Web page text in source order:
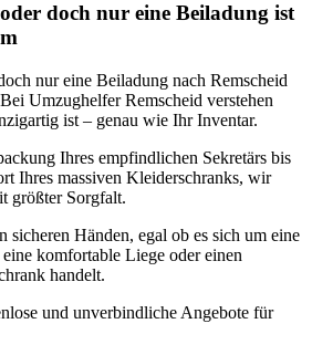
doch nur eine Beiladung ist
nur eine Beiladung nach Remscheid
Umzughelfer Remscheid verstehen
ist – genau wie Ihr Inventar.
Ihres empfindlichen Sekretärs bis
Ihres massiven Kleiderschranks, wir
größter Sorgfalt.
sicheren Händen, egal ob es sich um eine
komfortable Liege oder einen
handelt.
und unverbindliche Angebote für